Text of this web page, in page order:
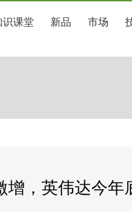
识课堂 新品 市场
增，英伟达今年